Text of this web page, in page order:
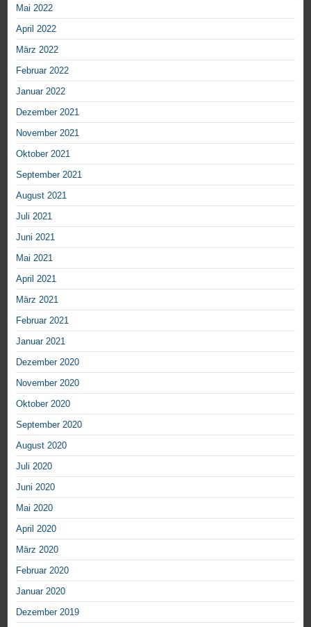
Mai 2022
April 2022
März 2022
Februar 2022
Januar 2022
Dezember 2021
November 2021
Oktober 2021
September 2021
August 2021
Juli 2021
Juni 2021
Mai 2021
April 2021
März 2021
Februar 2021
Januar 2021
Dezember 2020
November 2020
Oktober 2020
September 2020
August 2020
Juli 2020
Juni 2020
Mai 2020
April 2020
März 2020
Februar 2020
Januar 2020
Dezember 2019